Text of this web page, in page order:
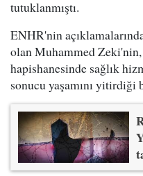
tutuklanmıştı.
ENHR'nin
olan Muhammed
hapishanesinde sağlık
sonucu yaşamını